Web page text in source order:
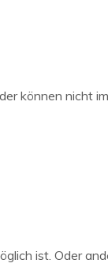
können nicht im
ist. Oder